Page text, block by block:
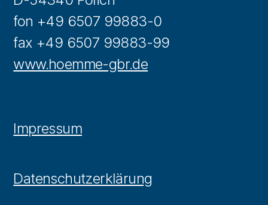
fon +49 6507 99883-0
fax +49 6507 99883-99
www.hoemme-gbr.de
Impressum
Datenschutzerklärung